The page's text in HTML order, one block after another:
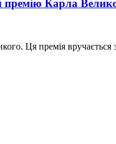
премію Карла
Ця премія